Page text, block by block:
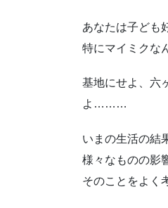
あなたは子ども
特にマイミクな
基地にせよ、六
よ………
いまの生活の結
様々なものの影
そのことをよく